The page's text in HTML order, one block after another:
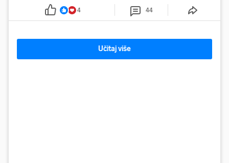
4 44
Učitaj više